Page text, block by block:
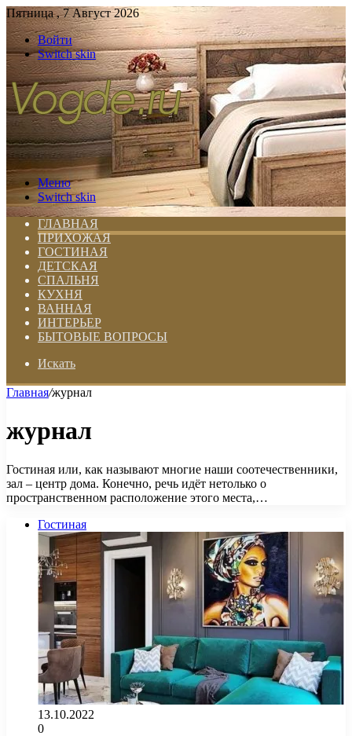
Пятница , 7 Август 2026
Войти
Switch skin
Меню
Switch skin
ГЛАВНАЯ
ПРИХОЖАЯ
ГОСТИНАЯ
ДЕТСКАЯ
СПАЛЬНЯ
КУХНЯ
ВАННАЯ
ИНТЕРЬЕР
БЫТОВЫЕ ВОПРОСЫ
Искать
Главная/журнал
журнал
Гостиная или, как называют многие наши соотечественники,
зал – центр дома. Конечно, речь идёт нетолько о
пространственном расположение этого места,…
Гостиная
13.10.2022
0